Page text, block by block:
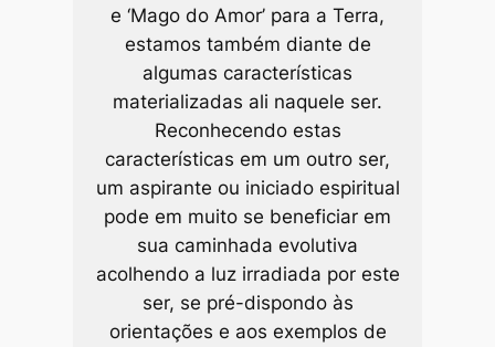
e ‘Mago do Amor’ para a Terra,
estamos também diante de
algumas características
materializadas ali naquele ser.
Reconhecendo estas
características em um outro ser,
um aspirante ou iniciado espiritual
pode em muito se beneficiar em
sua caminhada evolutiva
acolhendo a luz irradiada por este
ser, se pré-dispondo às
orientações e aos exemplos de